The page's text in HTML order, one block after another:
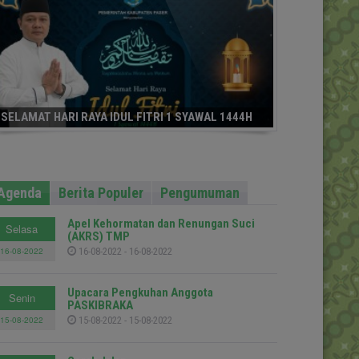
SELAMAT HARI RAYA IDUL FITRI 1 SYAWAL 1444H
Berita Populer Pengumuman
Selasa
16-08-2022
Apel Kehormatan dan Renungan Suci
(AKRS) TMP
16-08-2022 - 16-08-2022
Senin
15-08-2022
Upacara Pengkuhan Anggota
PASKIBRAKA
15-08-2022 - 15-08-2022